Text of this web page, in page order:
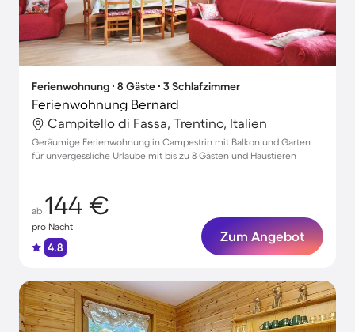
Ferienwohnung ∙ 8 Gäste ∙ 3 Schlafzimmer
Ferienwohnung Bernard
Campitello di Fassa, Trentino, Italien
Geräumige Ferienwohnung in Campestrin mit Balkon und Garten
für unvergessliche Urlaube mit bis zu 8 Gästen und Haustieren
ab 144 €
pro Nacht
4.8
Zum Angebot